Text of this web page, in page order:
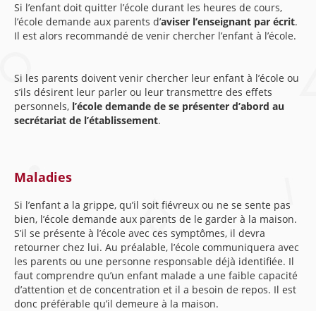
Si l’enfant doit quitter l’école durant les heures de cours,
l’école demande aux parents d’aviser l’enseignant par écrit.
Il est alors recommandé de venir chercher l’enfant à l’école.
Si les parents doivent venir chercher leur enfant à l’école ou
s’ils désirent leur parler ou leur transmettre des effets
personnels, l’école demande de se présenter d’abord au
secrétariat de l’établissement.
Maladies
Si l’enfant a la grippe, qu’il soit fiévreux ou ne se sente pas
bien, l’école demande aux parents de le garder à la maison.
S’il se présente à l’école avec ces symptômes, il devra
retourner chez lui. Au préalable, l’école communiquera avec
les parents ou une personne responsable déjà identifiée. Il
faut comprendre qu’un enfant malade a une faible capacité
d’attention et de concentration et il a besoin de repos. Il est
donc préférable qu’il demeure à la maison.